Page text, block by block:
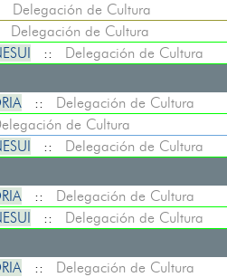
Delegación de Cultura
Delegación de Cultura
:: Delegación de Cultura
:: Delegación de Cultura
de Cultura
:: Delegación de Cultura
:: Delegación de Cultura
:: Delegación de Cultura
:: Delegación de Cultura